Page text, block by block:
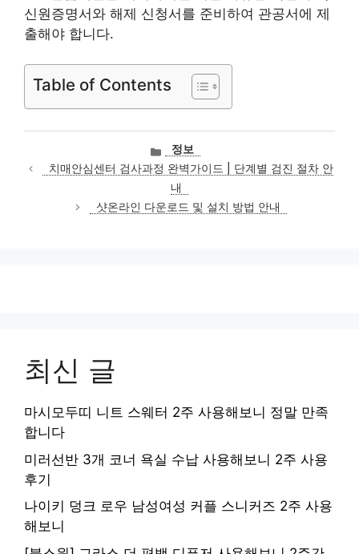
신원증명서와 해제 신청서를 준비하여 관공서에 제
출해야 합니다.
Table of Contents
카
테
고
리
정보
치매안심센터 검사과정 완벽가이드 | 단계별 검진 절차 안
내
샷온라인 다운로드 및 설치 방법 안내
최신 글
마시모두띠 니트 스웨터 2주 사용해보니 정말 만족
합니다
미러선반 3개 코너 욕실 수납 사용해보니 2주 사용
후기
나이키 덩크 로우 남성여성 커플 스니커즈 2주 사용
해보니